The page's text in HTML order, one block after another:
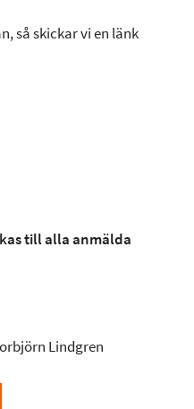
så skickar vi en länk
till alla anmälda
Lindgren